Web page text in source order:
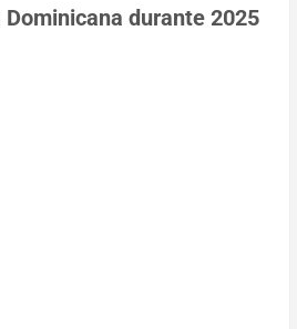
durante 2025